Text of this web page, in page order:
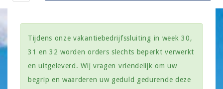
Tijdens onze vakantiebedrijfssluiting in week 30,
31 en 32 worden orders slechts beperkt verwerkt
en uitgeleverd. Wij vragen vriendelijk om uw
begrip en waarderen uw geduld gedurende deze